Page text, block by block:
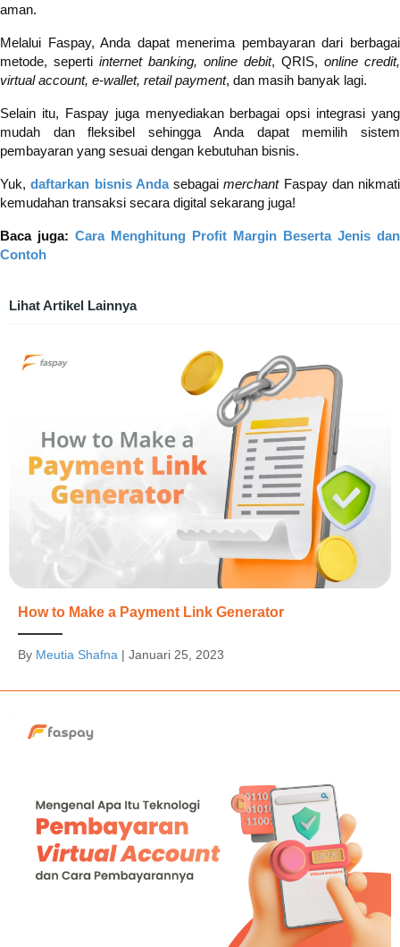
aman.
Melalui Faspay, Anda dapat menerima pembayaran dari berbagai
metode, seperti internet banking, online debit, QRIS, online credit,
virtual account, e-wallet, retail payment, dan masih banyak lagi.
Selain itu, Faspay juga menyediakan berbagai opsi integrasi yang
mudah dan fleksibel sehingga Anda dapat memilih sistem
pembayaran yang sesuai dengan kebutuhan bisnis.
Yuk,daftarkan bisnis Andasebagaimerchant Faspay dan nikmati
kemudahan transaksi secara digital sekarang juga!
Baca juga: Cara Menghitung Profit Margin Beserta Jenis dan
Contoh
Lihat Artikel Lainnya
How to Make a Payment Link Generator
By Meutia Shafna | Januari 25, 2023